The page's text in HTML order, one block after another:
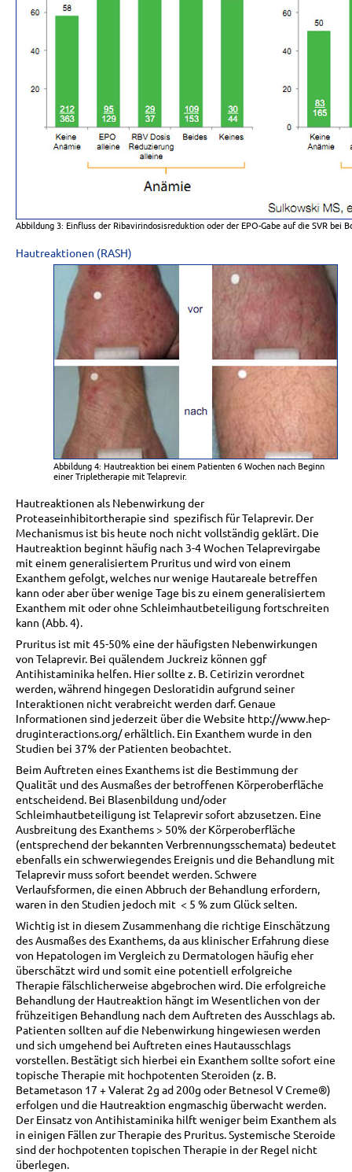
Abbildung 3: Einfluss der Ribavirindosisreduktion oder der EPO-Gabe auf die SVR bei
Hautreaktionen (RASH)
Abbildung 4: Hautreaktion bei einem Patienten 6 Wochen nach Beginn
einer Tripletherapie mit Telaprevir.
Hautreaktionen als Nebenwirkung der
Proteaseinhibitortherapie sind spezifisch für Telaprevir. Der
Mechanismus ist bis heute noch nicht vollständig geklärt. Die
Hautreaktion beginnt häufig nach 3-4 Wochen Telaprevirgabe
mit einem generalisiertem Pruritus und wird von einem
Exanthem gefolgt, welches nur wenige Hautareale betreffen
kann oder aber über wenige Tage bis zu einem generalisiertem
Exanthem mit oder ohne Schleimhautbeteiligung fortschreiten
kann (Abb. 4).
Pruritus ist mit 45-50% eine der häufigsten Nebenwirkungen
von Telaprevir. Bei quälendem Juckreiz können ggf
Antihistaminika helfen. Hier sollte z. B. Cetirizin verordnet
werden, während hingegen Desloratidin aufgrund seiner
Interaktionen nicht verabreicht werden darf. Genaue
Informationen sind jederzeit über die Website http://www.hep-
druginteractions.org/ erhältlich. Ein Exanthem wurde in den
Studien bei 37% der Patienten beobachtet.
Beim Auftreten eines Exanthems ist die Bestimmung der
Qualität und des Ausmaßes der betroffenen Körperoberfläche
entscheidend. Bei Blasenbildung und/oder
Schleimhautbeteiligung ist Telaprevir sofort abzusetzen. Eine
Ausbreitung des Exanthems > 50% der Körperoberfläche
(entsprechend der bekannten Verbrennungsschemata) bedeutet
ebenfalls ein schwerwiegendes Ereignis und die Behandlung mit
Telaprevir muss sofort beendet werden. Schwere
Verlaufsformen, die einen Abbruch der Behandlung erfordern,
waren in den Studien jedoch mit < 5 % zum Glück selten.
Wichtig ist in diesem Zusammenhang die richtige Einschätzung
des Ausmaßes des Exanthems, da aus klinischer Erfahrung diese
von Hepatologen im Vergleich zu Dermatologen häufig eher
überschätzt wird und somit eine potentiell erfolgreiche
Therapie fälschlicherweise abgebrochen wird. Die erfolgreiche
Behandlung der Hautreaktion hängt im Wesentlichen von der
frühzeitigen Behandlung nach dem Auftreten des Ausschlags ab.
Patienten sollten auf die Nebenwirkung hingewiesen werden
und sich umgehend bei Auftreten eines Hautausschlags
vorstellen. Bestätigt sich hierbei ein Exanthem sollte sofort eine
topische Therapie mit hochpotenten Steroiden (z. B.
Betametason 17 + Valerat 2g ad 200g oder Betnesol V Creme®)
erfolgen und die Hautreaktion engmaschig überwacht werden.
Der Einsatz von Antihistaminika hilft weniger beim Exanthem als
in einigen Fällen zur Therapie des Pruritus. Systemische Steroide
sind der hochpotenten topischen Therapie in der Regel nicht
überlegen.